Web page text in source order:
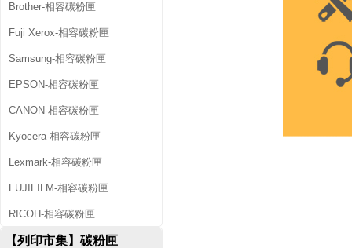
Brother-相容碳粉匣
Fuji Xerox-相容碳粉匣
Samsung-相容碳粉匣
EPSON-相容碳粉匣
CANON-相容碳粉匣
Kyocera-相容碳粉匣
Lexmark-相容碳粉匣
FUJIFILM-相容碳粉匣
RICOH-相容碳粉匣
【列印市集】碳粉匣